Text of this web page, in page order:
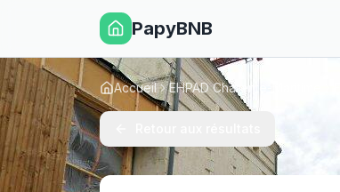
PapyBNB
Accueil EHPAD Charente-Maritime